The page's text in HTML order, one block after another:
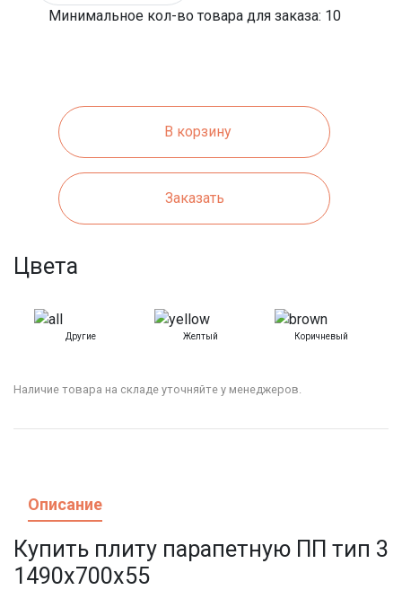
Минимальное кол-во товара для заказа: 10
В корзину
Заказать
Цвета
Другие Желтый Коричневый
Наличие товара на складе уточняйте у менеджеров.
Описание
Купить плиту парапетную ПП тип 3
1490x700x55